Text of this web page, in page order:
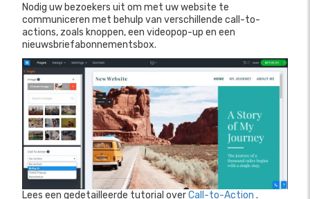
Nodig uw bezoekers uit om met uw website te
communiceren met behulp van verschillende call-to-
actions, zoals knoppen, een videopop-up en een
nieuwsbriefabonnementsbox.
Lees een gedetailleerde tutorial overCall-to-Action .